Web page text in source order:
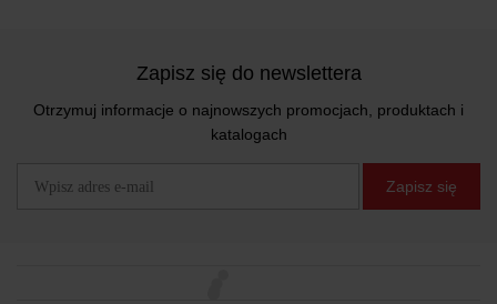
Zapisz się do newslettera
Otrzymuj informacje o najnowszych promocjach, produktach i
katalogach
Zapisz się